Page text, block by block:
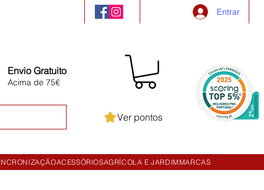
Entrar
Envio Gratuito
Acima de 75€
Ver pontos
ACESSÓRIOSAGRÍCOLA E JARDIM MARCAS